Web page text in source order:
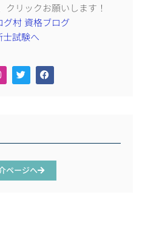
クリックお願いします！
ページへ